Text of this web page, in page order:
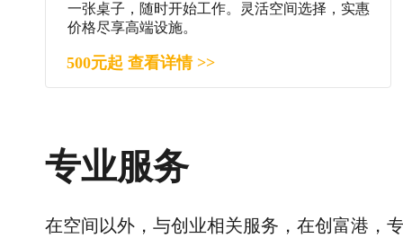
一张桌子，随时开始工作。灵活空间选择，实惠
价格尽享高端设施。
500元起 查看详情 >>
专业服务
在空间以外，与创业相关服务，在创富港，